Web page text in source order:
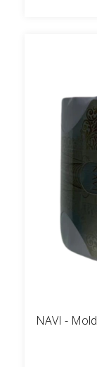
NAVI -